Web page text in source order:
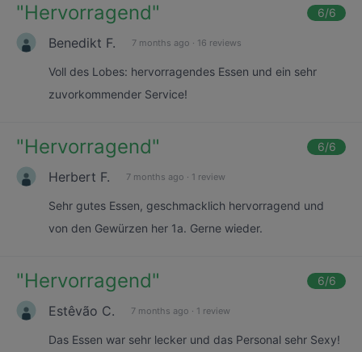
"Hervorragend" 6/6
Benedikt F. 7 months ago · 16 reviews
Voll des Lobes: hervorragendes Essen und ein sehr
zuvorkommender Service!
"Hervorragend" 6/6
Herbert F. 7 months ago · 1 review
Sehr gutes Essen, geschmacklich hervorragend und
von den Gewürzen her 1a. Gerne wieder.
"Hervorragend" 6/6
Estêvão C. 7 months ago · 1 review
Das Essen war sehr lecker und das Personal sehr Sexy!